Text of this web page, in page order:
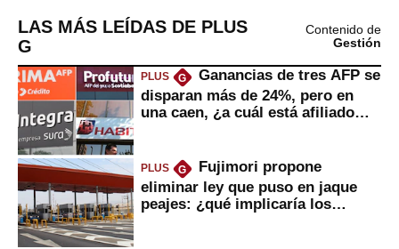
LAS MÁS LEÍDAS DE PLUS
G
Contenido de
Gestión
PLUS G
Ganancias de tres AFP se
disparan más de 24%, pero en
una caen, ¿a cuál está afiliado
PLUS G
Fujimori propone
eliminar ley que puso en jaque
peajes: ¿qué implicaría los